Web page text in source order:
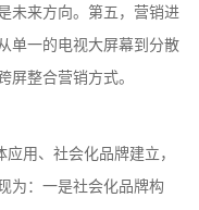
未来方向。第五，营销进
单一的电视大屏幕到分散
屏整合营销方式。
用、社会化品牌建立，
为：一是社会化品牌构